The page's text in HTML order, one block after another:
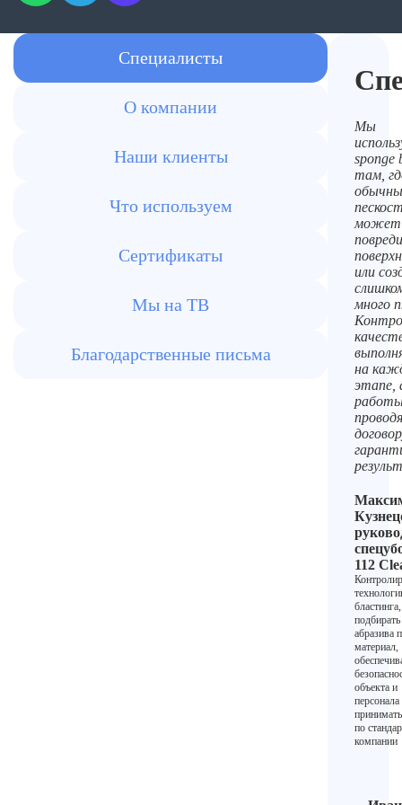
Специалисты
О компании
Наши клиенты
Что используем
Сертификаты
Мы на ТВ
Благодарственные письма
Мы
sponge
там,
может
или
много
на
этапе,
112
бластинга,
абразива
материал,
объекта и
персонала
по
компании